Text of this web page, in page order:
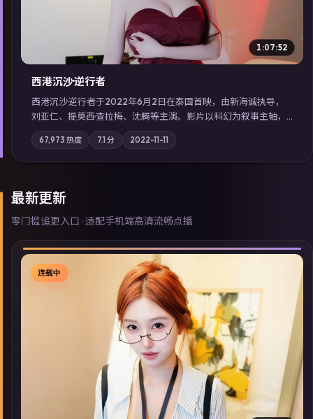
1:07:52
西港沉沙·逆行者
西港沉沙·逆行者于2022年6月2日在泰国首映，由新海诚执导，
刘亚仁、提莫西·查拉梅、沈腾等主演。影片以科幻为叙事主轴，
失踪人口档案牵出跨国灰色产业链；摄影与配乐强化地域气质；
站内亦可通过「国产免费观看高清电视剧在线看」延展检索同类
型高分佳作，畅享高清在线追剧体验。
67,973 热度 7.1分 2022-11-11
最新更新
零门槛追更入口 · 适配手机端高清流畅点播
▶
连载中